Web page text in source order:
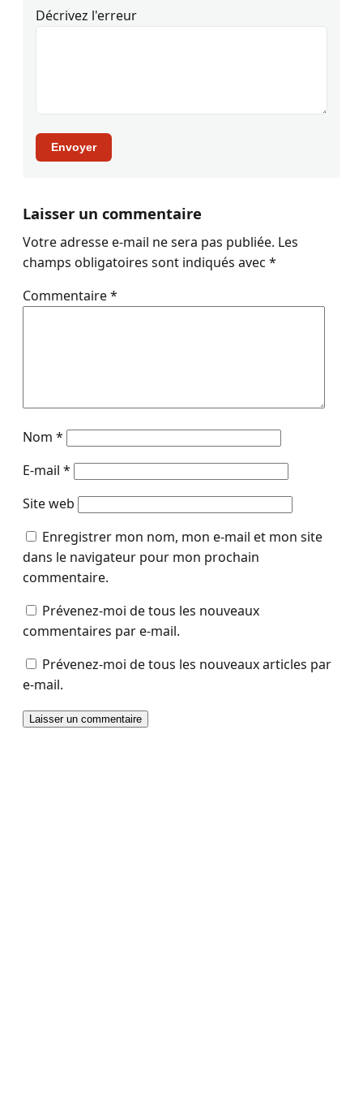
Décrivez l'erreur
Envoyer
Laisser un commentaire
Votre adresse e-mail ne sera pas publiée. Les
champs obligatoires sont indiqués avec *
Commentaire*
Nom *
E-mail *
Site web
Enregistrer mon nom, mon e-mail et mon site
dans le navigateur pour mon prochain
commentaire.
Prévenez-moi de tous les nouveaux
commentaires par e-mail.
Prévenez-moi de tous les nouveaux articles par
e-mail.